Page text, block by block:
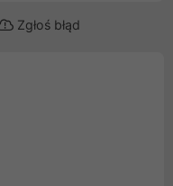
Zgłoś błąd